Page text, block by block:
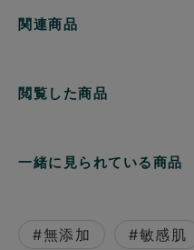
関連商品
閲覧した商品
一緒に見られている商品
#無添加 #敏感肌